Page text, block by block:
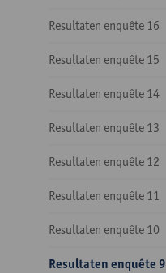
Resultaten enquête 16
Resultaten enquête 15
Resultaten enquête 14
Resultaten enquête 13
Resultaten enquête 12
Resultaten enquête 11
Resultaten enquête 10
Resultaten enquête 9